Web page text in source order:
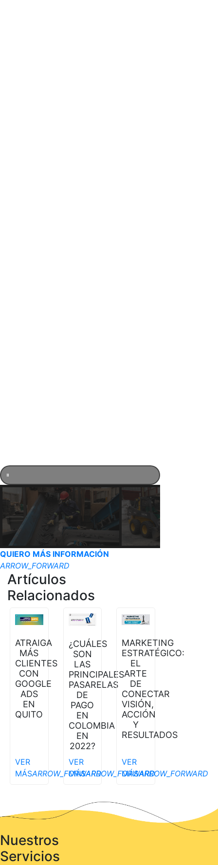
QUIERO MÁS INFORMACIÓN
ARROW_FORWARD
Artículos
Relacionados
ATRAIGA
MÁS
CLIENTES
CON
GOOGLE
ADS
EN
QUITO
VER
MÁSARROW_FORWARD
¿CUÁLES
SON
LAS
PRINCIPALES
PASARELAS
DE
PAGO
EN
COLOMBIA
EN
2022?
VER
MÁSARROW_FORWARD
MARKETING
ESTRATÉGICO:
EL
ARTE
DE
CONECTAR
VISIÓN,
ACCIÓN
Y
RESULTADOS
VER
MÁSARROW_FORWARD
Nuestros
Servicios